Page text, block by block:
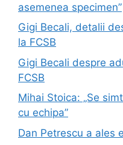
asemenea specimen”
Gigi Becali, detalii
la FCSB
Gigi Becali despre
FCSB
Mihai Stoica: „Se
cu echipa”
Dan Petrescu a ales